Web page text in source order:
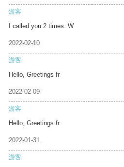
游客
I called you 2 times. W
2022-02-10
游客
Hello, Greetings fr
2022-02-09
游客
Hello, Greetings fr
2022-01-31
游客